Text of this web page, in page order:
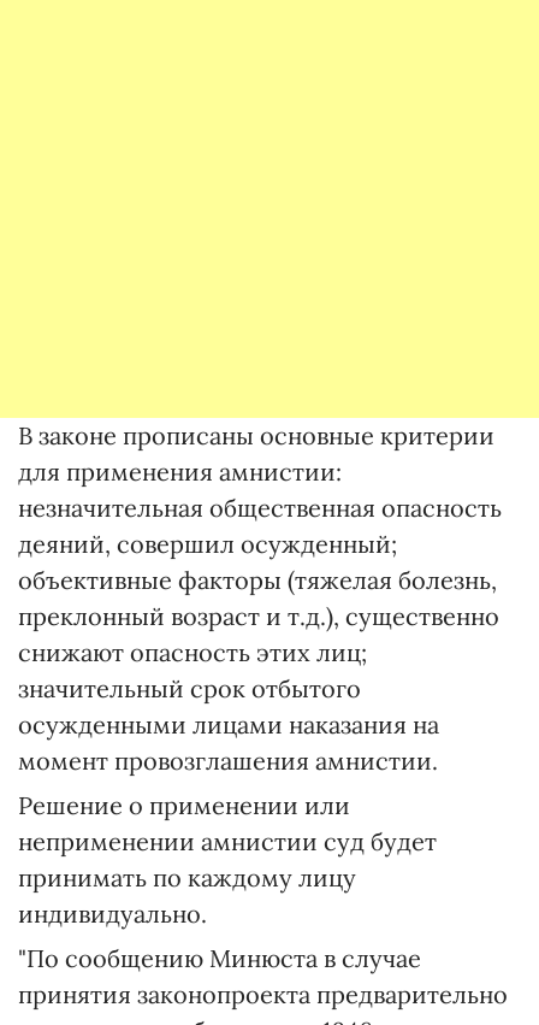
В законе прописаны основные критерии
для применения амнистии:
незначительная общественная опасность
деяний, совершил осужденный;
объективные факторы (тяжелая болезнь,
преклонный возраст и т.д.), существенно
снижают опасность этих лиц;
значительный срок отбытого
осужденными лицами наказания на
момент провозглашения амнистии.
Решение о применении или
неприменении амнистии суд будет
принимать по каждому лицу
индивидуально.
"По сообщению Минюста в случае
принятия законопроекта предварительно